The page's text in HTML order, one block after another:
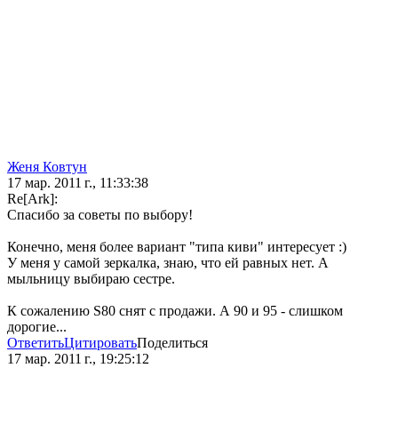
Женя Ковтун
17 мар. 2011 г., 11:33:38
Re[Ark]:
Спасибо за советы по выбору!
Конечно, меня более вариант "типа киви" интересует :)
У меня у самой зеркалка, знаю, что ей равных нет. А
мыльницу выбираю сестре.
К сожалению S80 снят с продажи. А 90 и 95 - слишком
дорогие...
ОтветитьЦитироватьПоделиться
17 мар. 2011 г., 19:25:12